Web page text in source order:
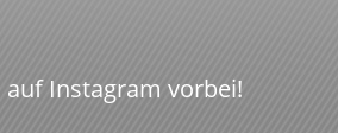
auf Instagram vorbei!